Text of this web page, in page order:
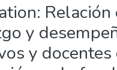
Relación
y
y docentes